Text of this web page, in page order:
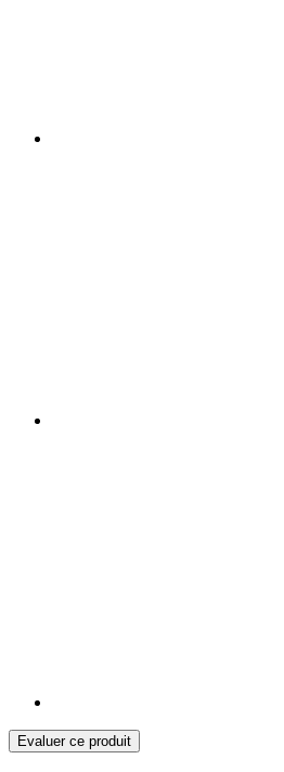
Evaluer ce produit